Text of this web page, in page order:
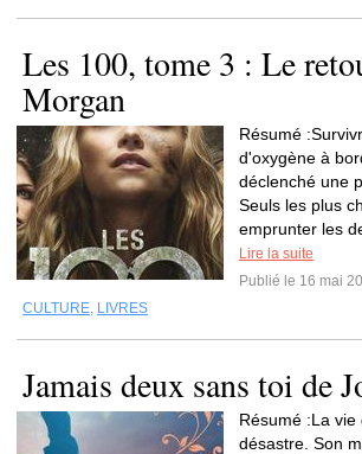
Les 100, tome 3 : Le
Morgan
Résumé
d'oxygène à
déclenché une
Seuls les plus
emprunter les
Lire la suite
Publié le 16 mai
CULTURE, LIVRES
Jamais deux sans toi de
Résumé :La vie
désastre. Son